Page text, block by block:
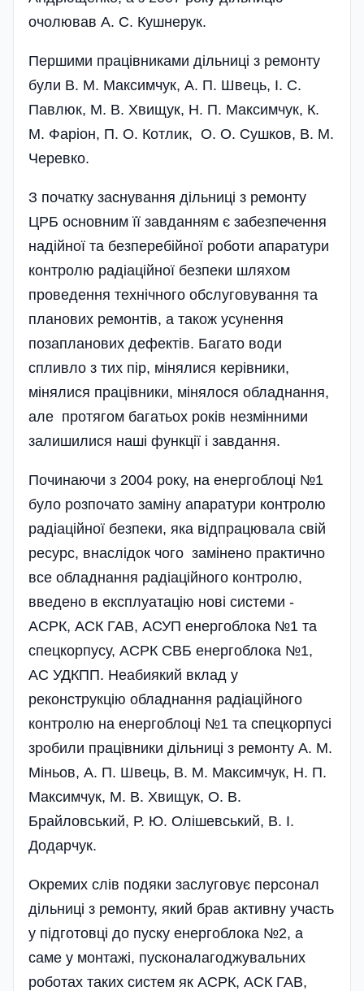
очолював А. С. Кушнерук.
Першими працівниками дільниці з ремонту
були В. М. Максимчук, А. П. Швець, І. С.
Павлюк, М. В. Хвищук, Н. П. Максимчук, К.
М. Фаріон, П. О. Котлик, О. О. Сушков, В. М.
Черевко.
З початку заснування дільниці з ремонту
ЦРБ основним її завданням є забезпечення
надійної та безперебійної роботи апаратури
контролю радіаційної безпеки шляхом
проведення технічного обслуговування та
планових ремонтів, а також усунення
позапланових дефектів. Багато води
спливло з тих пір, мінялися керівники,
мінялися працівники, мінялося обладнання,
але протягом багатьох років незмінними
залишилися наші функції і завдання.
Починаючи з 2004 року, на енергоблоці №1
було розпочато заміну апаратури контролю
радіаційної безпеки, яка відпрацювала свій
ресурс, внаслідок чого замінено практично
все обладнання радіаційного контролю,
введено в експлуатацію нові системи -
АСРК, АСК ГАВ, АСУП енергоблока №1 та
спецкорпусу, АСРК СВБ енергоблока №1,
АС УДКПП. Неабиякий вклад у
реконструкцію обладнання радіаційного
контролю на енергоблоці №1 та спецкорпусі
зробили працівники дільниці з ремонту А. М.
Міньов, А. П. Швець, В. М. Максимчук, Н. П.
Максимчук, М. В. Хвищук, О. В.
Брайловський, Р. Ю. Олішевський, В. І.
Додарчук.
Окремих слів подяки заслуговує персонал
дільниці з ремонту, який брав активну участь
у підготовці до пуску енергоблока №2, а
саме у монтажі, пусконалагоджувальних
роботах таких систем як АСРК, АСК ГАВ,